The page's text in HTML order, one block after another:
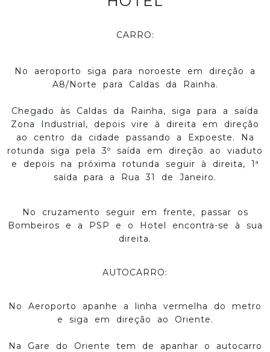
CARRO:
No aeroporto siga para noroeste em direção a
A8/Norte para Caldas da Rainha.
Chegado às Caldas da Rainha, siga para a saída
Zona Industrial, depois vire à direita em direção
ao centro da cidade passando a Expoeste. Na
rotunda siga pela 3º saída em direção ao viaduto
e depois na próxima rotunda seguir à direita, 1ª
saída para a Rua 31 de Janeiro.
No cruzamento seguir em frente, passar os
Bombeiros e a PSP e o Hotel encontra-se à sua
direita.
AUTOCARRO:
No Aeroporto apanhe a linha vermelha do metro
e siga em direção ao Oriente.
Na Gare do Oriente tem de apanhar o autocarro